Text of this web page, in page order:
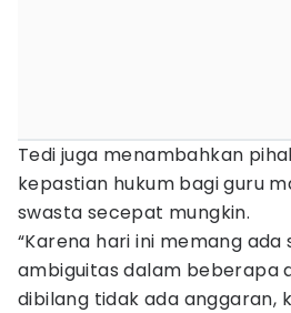
Tedi juga menambahkan
kepastian hukum bagi guru
swasta secepat mungkin.
“Karena hari ini memang
ambiguitas dalam beberapa
dibilang tidak ada anggaran,